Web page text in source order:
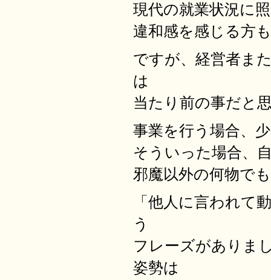
現代の就業状況に
違和感を感じる方
ですが、経営者ま
は
当たり前の事だと
事業を行う場合、
そういった場合、
邪魔以外の何物で
「他人に言われて
う
フレーズがありま
姿勢は